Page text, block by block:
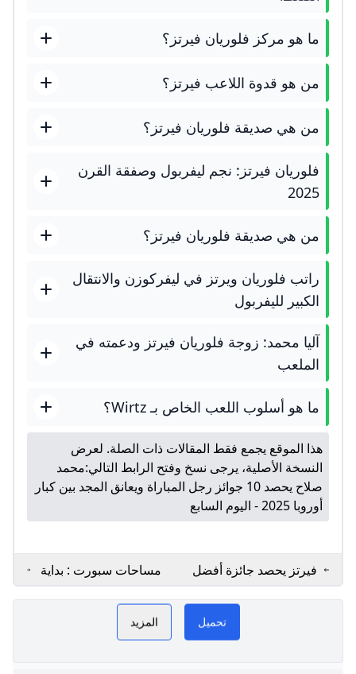
ما هو مركز فلوريان فيرتز؟
من هو قدوة اللاعب فيرتز؟
من هي صديقة فلوريان فيرتز؟
فلوريان فيرتز: نجم ليفربول وصفقة القرن
2025
من هي صديقة فلوريان فيرتز؟
راتب فلوريان ويرتز في ليفركوزن والانتقال
الكبير لليفربول
آليا محمد: زوجة فلوريان فيرتز ودعمته في
الملعب
ما هو أسلوب اللعب الخاص بـ Wirtz؟
هذا الموقع يجمع فقط المقالات ذات الصلة. لعرض
النسخة الأصلية، يرجى نسخ وفتح الرابط التالي:محمد
صلاح يحصد 10 جوائز رجل المباراة ويعانق المجد بين كبار
أوروبا 2025 - اليوم السابع
فيرتز يحصد جائزة أفضل
لاعب في ألمانيا رياضة
الجزيرة نت
مساحات سبورت : بداية
مخيبة لفيرتز مع ليفربول
تثير مخاوف الريدز –PLAY NOW
فيرتزتحميل المزيد